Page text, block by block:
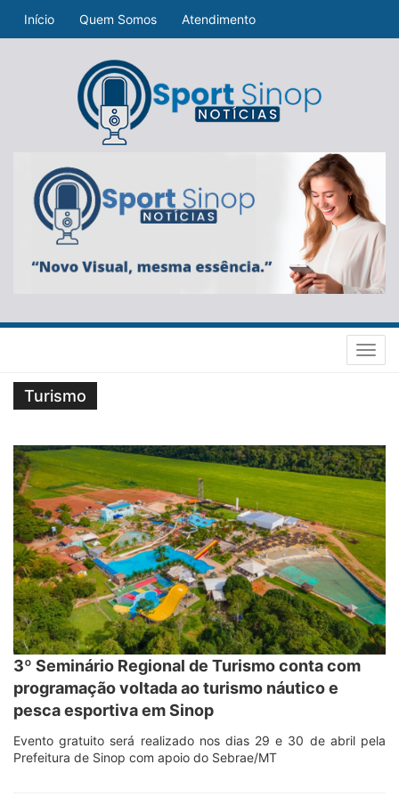
Início Quem Somos Atendimento
Turismo
3º Seminário Regional de Turismo conta com
programação voltada ao turismo náutico e
pesca esportiva em Sinop
Evento gratuito será realizado nos dias 29 e 30 de abril pela
Prefeitura de Sinop com apoio do Sebrae/MT